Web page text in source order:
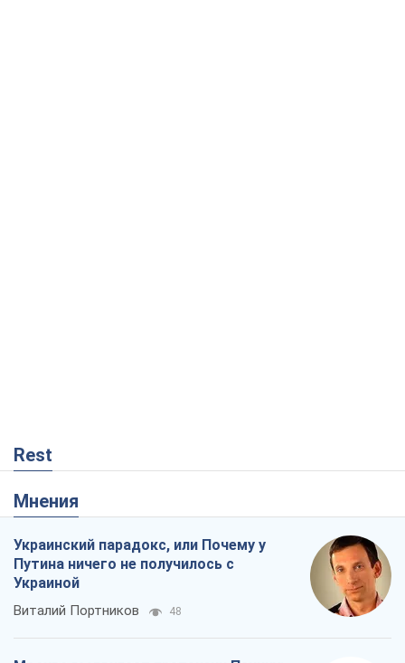
Rest
Мнения
Украинский парадокс, или Почему у
Путина ничего не получилось с
Украиной
Виталий Портников 48